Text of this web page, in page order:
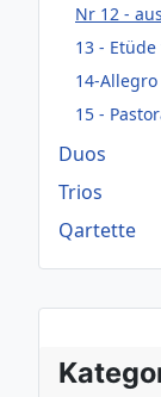
Nr 12 -
13 -
14-
15 -
Duos
Trios
Qartette